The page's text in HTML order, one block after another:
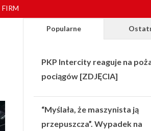
Popularne
PKP Intercity reaguje na
pociągów [ZDJĘCIA]
“Myślała, że maszynista ją
przepuszcza”. Wypadek na